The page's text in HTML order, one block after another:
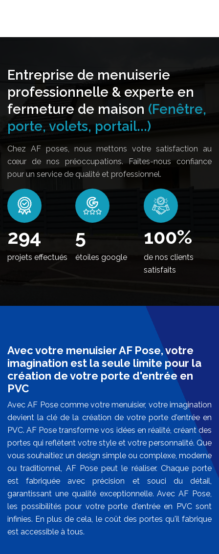
Entreprise de menuiserie
professionnelle & experte en
fermeture de maison (Fenêtre,
porte, volets, portail...)
Chez AF poses, nous mettons votre satisfaction au
cœur de nos préoccupations. Faites-nous confiance
pour un service de qualité et professionnel.
348
projets effectués
5
étoiles google
100%
de nos clients
satisfaits
Avec votre menuisier AF Pose, votre
imagination est la seule limite pour la
création de votre porte d'entrée en
PVC
Avec AF Pose comme votre menuisier, votre imagination
devient la clé de la création de votre porte d'entrée en
PVC. AF Pose transforme vos idées en réalité, créant des
portes qui reflètent votre style et votre personnalité. Que
vous souhaitiez un design simple ou complexe, moderne
ou traditionnel, AF Pose peut le réaliser. Chaque porte
est fabriquée avec précision et souci du détail,
garantissant une qualité exceptionnelle. Avec AF Pose,
les possibilités pour votre porte d'entrée en PVC sont
infinies. En plus de cela, le coût des portes qu'il fabrique
est accessible à tous.